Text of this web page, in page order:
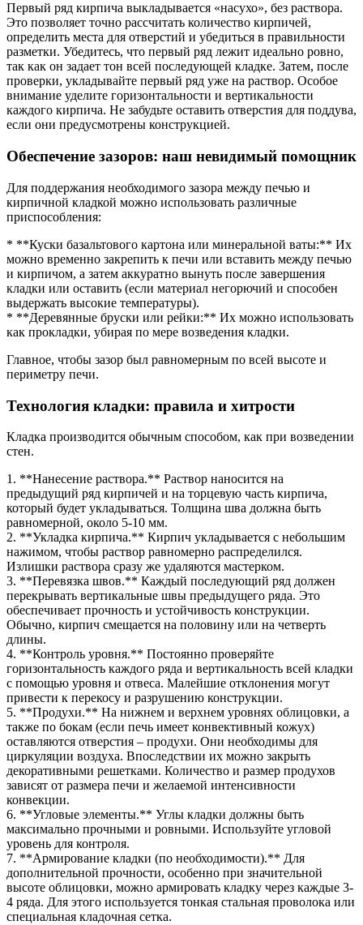
Первый ряд кирпича выкладывается «насухо», без раствора.
Это позволяет точно рассчитать количество кирпичей,
определить места для отверстий и убедиться в правильности
разметки. Убедитесь, что первый ряд лежит идеально ровно,
так как он задает тон всей последующей кладке. Затем, после
проверки, укладывайте первый ряд уже на раствор. Особое
внимание уделите горизонтальности и вертикальности
каждого кирпича. Не забудьте оставить отверстия для поддува,
если они предусмотрены конструкцией.
Обеспечение зазоров: наш невидимый помощник
Для поддержания необходимого зазора между печью и
кирпичной кладкой можно использовать различные
приспособления:
* **Куски базальтового картона или минеральной ваты:** Их
можно временно закрепить к печи или вставить между печью
и кирпичом, а затем аккуратно вынуть после завершения
кладки или оставить (если материал негорючий и способен
выдержать высокие температуры).
* **Деревянные бруски или рейки:** Их можно использовать
как прокладки, убирая по мере возведения кладки.
Главное, чтобы зазор был равномерным по всей высоте и
периметру печи.
Технология кладки: правила и хитрости
Кладка производится обычным способом, как при возведении
стен.
1. **Нанесение раствора.** Раствор наносится на
предыдущий ряд кирпичей и на торцевую часть кирпича,
который будет укладываться. Толщина шва должна быть
равномерной, около 5-10 мм.
2. **Укладка кирпича.** Кирпич укладывается с небольшим
нажимом, чтобы раствор равномерно распределился.
Излишки раствора сразу же удаляются мастерком.
3. **Перевязка швов.** Каждый последующий ряд должен
перекрывать вертикальные швы предыдущего ряда. Это
обеспечивает прочность и устойчивость конструкции.
Обычно, кирпич смещается на половину или на четверть
длины.
4. **Контроль уровня.** Постоянно проверяйте
горизонтальность каждого ряда и вертикальность всей кладки
с помощью уровня и отвеса. Малейшие отклонения могут
привести к перекосу и разрушению конструкции.
5. **Продухи.** На нижнем и верхнем уровнях облицовки, а
также по бокам (если печь имеет конвективный кожух)
оставляются отверстия – продухи. Они необходимы для
циркуляции воздуха. Впоследствии их можно закрыть
декоративными решетками. Количество и размер продухов
зависят от размера печи и желаемой интенсивности
конвекции.
6. **Угловые элементы.** Углы кладки должны быть
максимально прочными и ровными. Используйте угловой
уровень для контроля.
7. **Армирование кладки (по необходимости).** Для
дополнительной прочности, особенно при значительной
высоте облицовки, можно армировать кладку через каждые 3-
4 ряда. Для этого используется тонкая стальная проволока или
специальная кладочная сетка.